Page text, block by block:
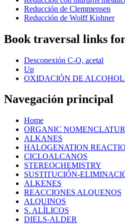
Reducción de Clemmensen
Reducción de Wolff Kishner
Book traversal links
Desconexión C-O, acetal
Up
OXIDACIÓN DE
Navegación principal
Home
ORGANIC
ALKANES
HALOGENATION
CICLOALCANOS
STEREOCHEMISTRY
SUSTITUCIÓN-
ALKENES
REACCIONES ALQUENOS
ALQUINOS
S. ALÍLICOS
DIELS-ALDER